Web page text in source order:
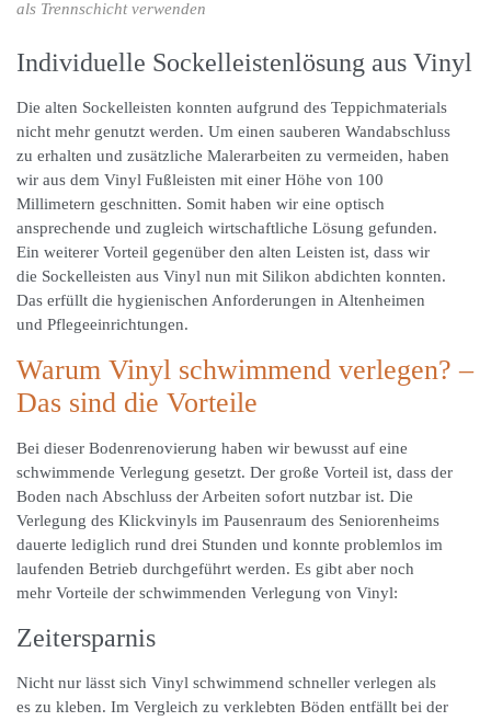
als Trennschicht verwenden
Individuelle Sockelleistenlösung aus Vinyl
Die alten Sockelleisten konnten aufgrund des Teppichmaterials
nicht mehr genutzt werden. Um einen sauberen Wandabschluss
zu erhalten und zusätzliche Malerarbeiten zu vermeiden, haben
wir aus dem Vinyl Fußleisten mit einer Höhe von 100
Millimetern geschnitten. Somit haben wir eine optisch
ansprechende und zugleich wirtschaftliche Lösung gefunden.
Ein weiterer Vorteil gegenüber den alten Leisten ist, dass wir
die Sockelleisten aus Vinyl nun mit Silikon abdichten konnten.
Das erfüllt die hygienischen Anforderungen in Altenheimen
und Pflegeeinrichtungen.
Warum Vinyl schwimmend verlegen? –
Das sind die Vorteile
Bei dieser Bodenrenovierung haben wir bewusst auf eine
schwimmende Verlegung gesetzt. Der große Vorteil ist, dass der
Boden nach Abschluss der Arbeiten sofort nutzbar ist. Die
Verlegung des Klickvinyls im Pausenraum des Seniorenheims
dauerte lediglich rund drei Stunden und konnte problemlos im
laufenden Betrieb durchgeführt werden. Es gibt aber noch
mehr Vorteile der schwimmenden Verlegung von Vinyl:
Zeitersparnis
Nicht nur lässt sich Vinyl schwimmend schneller verlegen als
es zu kleben. Im Vergleich zu verklebten Böden entfällt bei der